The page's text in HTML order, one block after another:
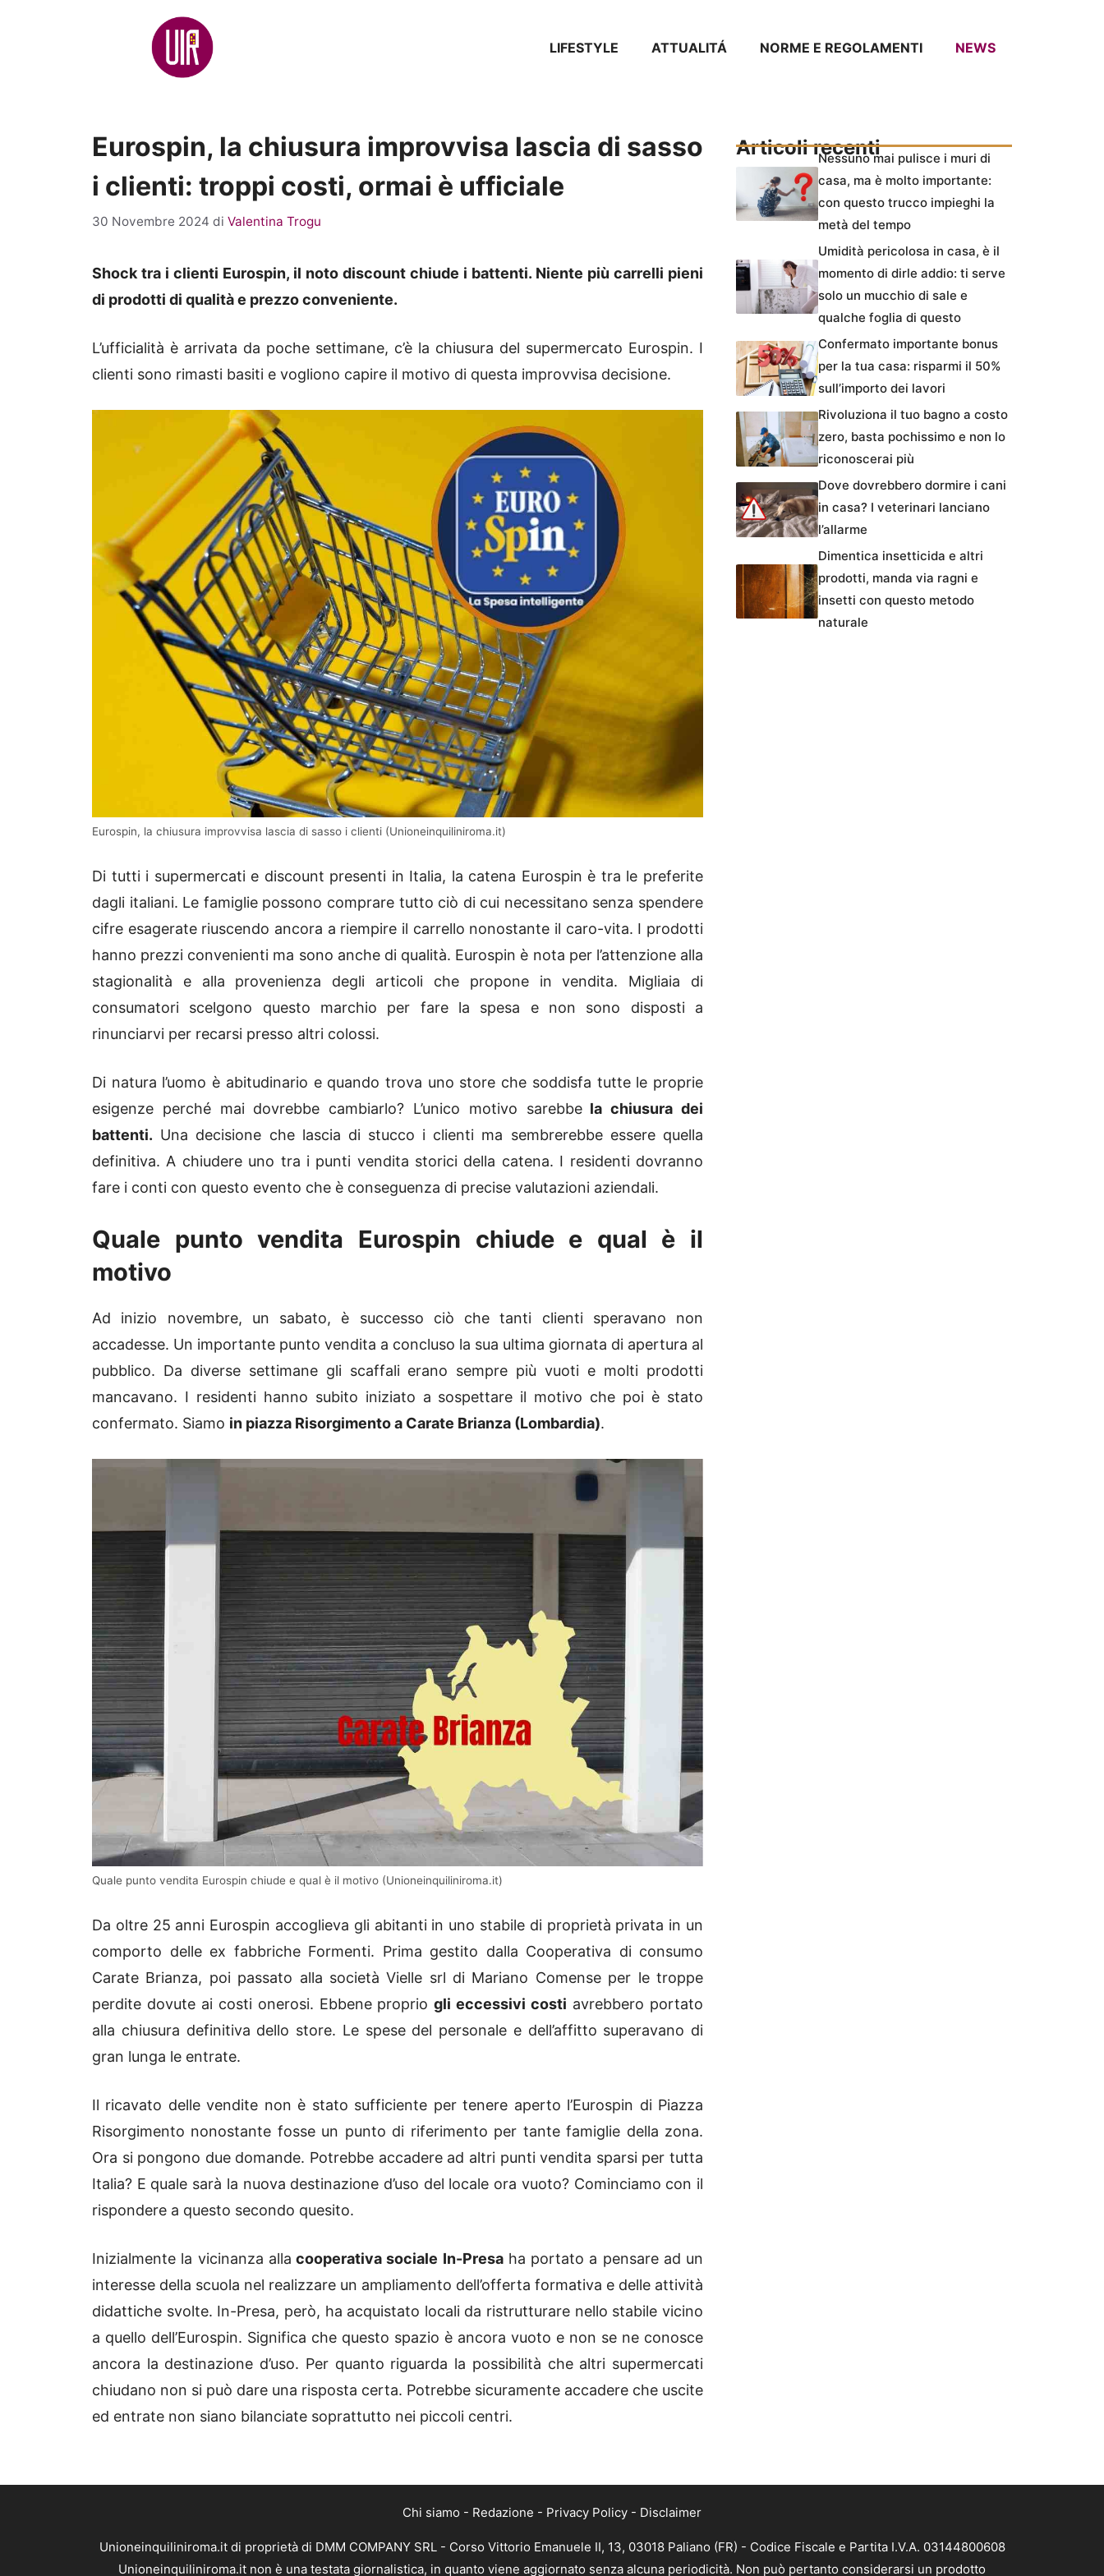
LIFESTYLE ATTUALITÁ NORME E REGOLAMENTI NEWS
Eurospin, la chiusura improvvisa lascia di sasso
i clienti: troppi costi, ormai è ufficiale
30 Novembre 2024 di Valentina Trogu
Shock tra i clienti Eurospin, il noto discount chiude i battenti. Niente più carrelli pieni
di prodotti di qualità e prezzo conveniente.
L’ufficialità è arrivata da poche settimane, c’è la chiusura del supermercato Eurospin. I
clienti sono rimasti basiti e vogliono capire il motivo di questa improvvisa decisione.
Eurospin, la chiusura improvvisa lascia di sasso i clienti (Unioneinquiliniroma.it)
Di tutti i supermercati e discount presenti in Italia, la catena Eurospin è tra le preferite
dagli italiani. Le famiglie possono comprare tutto ciò di cui necessitano senza spendere
cifre esagerate riuscendo ancora a riempire il carrello nonostante il caro-vita. I prodotti
hanno prezzi convenienti ma sono anche di qualità. Eurospin è nota per l’attenzione alla
stagionalità e alla provenienza degli articoli che propone in vendita. Migliaia di
consumatori scelgono questo marchio per fare la spesa e non sono disposti a
rinunciarvi per recarsi presso altri colossi.
Di natura l’uomo è abitudinario e quando trova uno store che soddisfa tutte le proprie
esigenze perché mai dovrebbe cambiarlo? L’unico motivo sarebbela chiusura dei
battenti. Una decisione che lascia di stucco i clienti ma sembrerebbe essere quella
definitiva. A chiudere uno tra i punti vendita storici della catena. I residenti dovranno
fare i conti con questo evento che è conseguenza di precise valutazioni aziendali.
Quale punto vendita Eurospin chiude e qual è il
motivo
Ad inizio novembre, un sabato, è successo ciò che tanti clienti speravano non
accadesse. Un importante punto vendita a concluso la sua ultima giornata di apertura al
pubblico. Da diverse settimane gli scaffali erano sempre più vuoti e molti prodotti
mancavano. I residenti hanno subito iniziato a sospettare il motivo che poi è stato
confermato. Siamo in piazza Risorgimento a Carate Brianza (Lombardia).
Quale punto vendita Eurospin chiude e qual è il motivo (Unioneinquiliniroma.it)
Da oltre 25 anni Eurospin accoglieva gli abitanti in uno stabile di proprietà privata in un
comporto delle ex fabbriche Formenti. Prima gestito dalla Cooperativa di consumo
Carate Brianza, poi passato alla società Vielle srl di Mariano Comense per le troppe
perdite dovute ai costi onerosi. Ebbene propriogli eccessivi costi avrebbero portato
alla chiusura definitiva dello store. Le spese del personale e dell’affitto superavano di
gran lunga le entrate.
Il ricavato delle vendite non è stato sufficiente per tenere aperto l’Eurospin di Piazza
Risorgimento nonostante fosse un punto di riferimento per tante famiglie della zona.
Ora si pongono due domande. Potrebbe accadere ad altri punti vendita sparsi per tutta
Italia? E quale sarà la nuova destinazione d’uso del locale ora vuoto? Cominciamo con il
rispondere a questo secondo quesito.
Inizialmente la vicinanza alla cooperativa sociale In-Presaha portato a pensare ad un
interesse della scuola nel realizzare un ampliamento dell’offerta formativa e delle attività
didattiche svolte. In-Presa, però, ha acquistato locali da ristrutturare nello stabile vicino
a quello dell’Eurospin. Significa che questo spazio è ancora vuoto e non se ne conosce
ancora la destinazione d’uso. Per quanto riguarda la possibilità che altri supermercati
chiudano non si può dare una risposta certa. Potrebbe sicuramente accadere che uscite
ed entrate non siano bilanciate soprattutto nei piccoli centri.
Articoli recentiNessuno mai pulisce i muri di
casa, ma è molto importante:
con questo trucco impieghi la
metà del tempo
Umidità pericolosa in casa, è il
momento di dirle addio: ti serve
solo un mucchio di sale e
qualche foglia di questo
Confermato importante bonus
per la tua casa: risparmi il 50%
sull’importo dei lavori
Rivoluziona il tuo bagno a costo
zero, basta pochissimo e non lo
riconoscerai più
Dove dovrebbero dormire i cani
in casa? I veterinari lanciano
l’allarme
Dimentica insetticida e altri
prodotti, manda via ragni e
insetti con questo metodo
naturale
Chi siamo - Redazione - Privacy Policy - Disclaimer
Unioneinquiliniroma.it di proprietà di DMM COMPANY SRL - Corso Vittorio Emanuele II, 13, 03018 Paliano (FR) - Codice Fiscale e Partita I.V.A. 03144800608
Unioneinquiliniroma.it non è una testata giornalistica, in quanto viene aggiornato senza alcuna periodicità. Non può pertanto considerarsi un prodotto